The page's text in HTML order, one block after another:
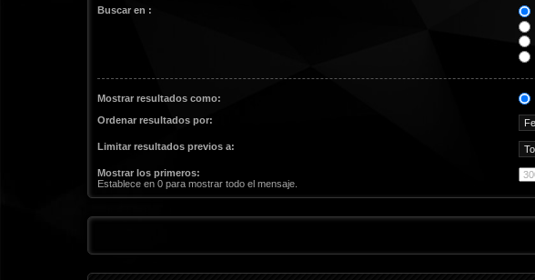
Buscar en :
Mostrar resultados como:
Ordenar resultados por:
Limitar resultados previos a:
Mostrar los primeros:
Establece en 0 para mostrar todo el mensaje.